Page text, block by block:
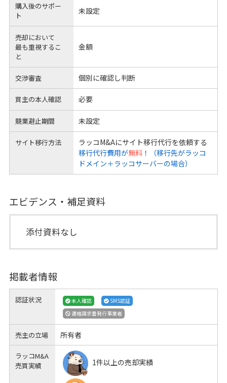
購入後のサポー
ト
未設定
売却において
最も重視するこ
と
金額
交渉審査 個別に確認し判断
買主の本人確認 必要
競業避止期間 未設定
サイト移行方法
ラッコM&Aにサイト移行代行を依頼する
移行代行費用が無料！（移行先がラッコ
ドメイン＋ラッコサーバーの場合）
エビデンス・補足資料
添付資料なし
掲載者情報
認証状況 本人確認
SMS認証
適格請求書発行事業者
売主の立場 所有者
ラッコM&A
売買実績
1件以上の売却実績